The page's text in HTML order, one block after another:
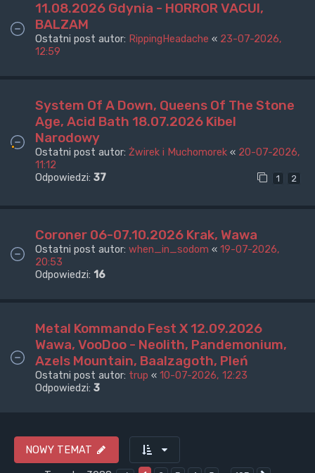
11.08.2026 Gdynia - HORROR VACUI,
BALZAM
Ostatni post autor: RippingHeadache « 23-07-2026,
12:59
System Of A Down, Queens Of The Stone
Age, Acid Bath 18.07.2026 Kibel
Narodowy
Ostatni post autor: Żwirek i Muchomorek « 20-07-2026,
11:12
Odpowiedzi: 37 1 2
Coroner 06-07.10.2026 Krak, Wawa
Ostatni post autor: when_in_sodom « 19-07-2026,
20:53
Odpowiedzi: 16
Metal Kommando Fest X 12.09.2026
Wawa, VooDoo - Neolith, Pandemonium,
Azels Mountain, Baalzagoth, Pleń
Ostatni post autor: trup « 10-07-2026, 12:23
Odpowiedzi: 3
NOWY TEMAT